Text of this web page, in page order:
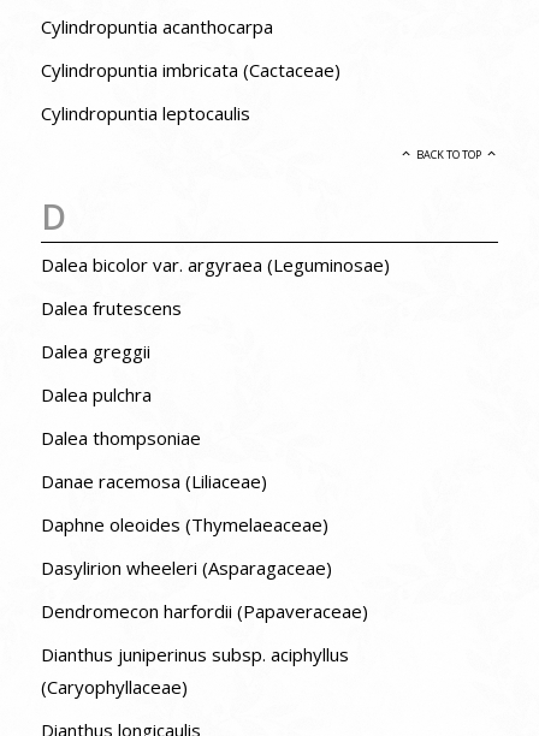
Cylindropuntia acanthocarpa
Cylindropuntia imbricata (Cactaceae)
Cylindropuntia leptocaulis
BACK TO TOP
D
Dalea bicolor var. argyraea (Leguminosae)
Dalea frutescens
Dalea greggii
Dalea pulchra
Dalea thompsoniae
Danae racemosa (Liliaceae)
Daphne oleoides (Thymelaeaceae)
Dasylirion wheeleri (Asparagaceae)
Dendromecon harfordii (Papaveraceae)
Dianthus juniperinus subsp. aciphyllus
(Caryophyllaceae)
Dianthus longicaulis